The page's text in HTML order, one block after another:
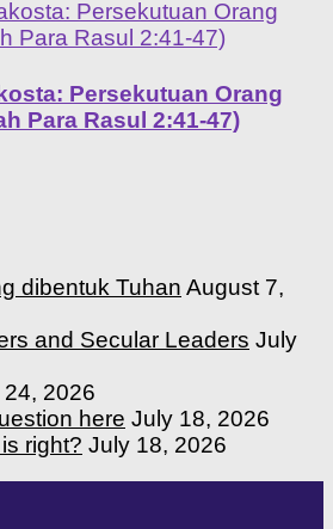
Persekutuan Orang
Para Rasul 2:41-47)
dibentuk Tuhan August 7,
and Secular Leaders July
2026
here July 18, 2026
right? July 18, 2026